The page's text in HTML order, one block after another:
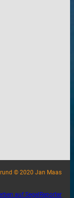
© 2020 Jan Maas
auf SegelReporter